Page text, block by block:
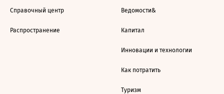
Справочный центр
Распространение
Ведомости&
Капитал
Инновации и технологии
Как потратить
Туризм